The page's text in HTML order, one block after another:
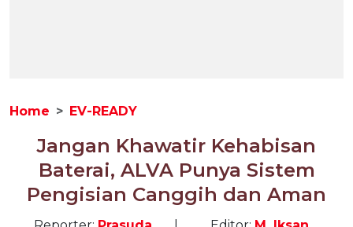
Home EV-READY
Jangan Khawatir Kehabisan
Baterai, ALVA Punya Sistem
Pengisian Canggih dan Aman